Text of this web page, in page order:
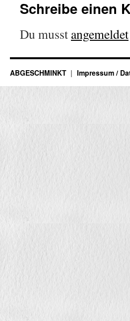
Schreibe einen
Du musst angemeldet
ABGESCHMINKT Impressum /